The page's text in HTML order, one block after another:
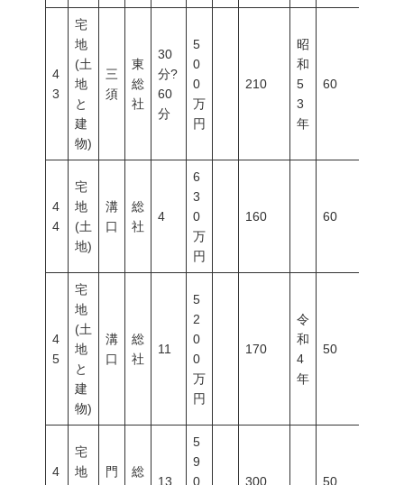
4
3
宅
地
(土
地
と
建
物)
三
須
東
総
社
30
分?
60
分
5
0
0
万
円
210
昭
和
5
3
年
60
4
4
宅
地
(土
地)
溝
口
総
社
4
6
3
0
万
円
160 60
4
5
宅
地
(土
地
と
建
物)
溝
口
総
社
11
5
2
0
0
万
円
170
令
和
4
年
50
4
宅
地
門
総
13
5
9
0
300 50